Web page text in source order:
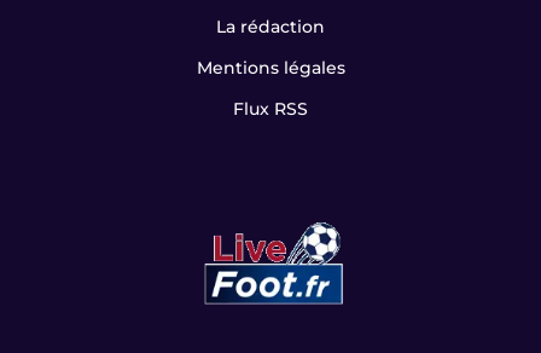
La rédaction
Mentions légales
Flux RSS